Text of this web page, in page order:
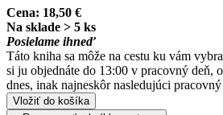
Cena: 18,50 €
Na sklade > 5 ks
Posielame ihneď
Táto kniha sa môže na cestu ku vám
si ju objednáte do 13:00 v pracovný deň,
dnes, inak najneskôr nasledujúci pracovný
Vložiť do košíka